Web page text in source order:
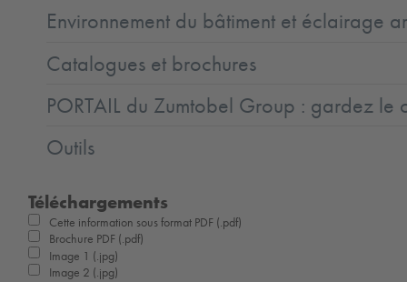
Environnement du bâtiment et éclairage
Catalogues et brochures
PORTAIL du Zumtobel Group : gardez le
Outils
Téléchargements
Cette information sous format PDF (.pdf)
Brochure PDF (.pdf)
Image 1 (.jpg)
Image 2 (.jpg)